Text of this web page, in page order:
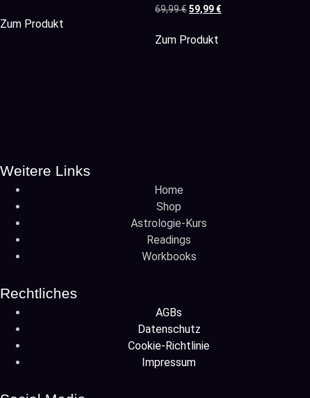
Zum Produkt
69,99€59,99 €
Zum Produkt
Weitere Links
Home
Shop
Astrologie-Kurs
Readings
Workbooks
Rechtliches
AGBs
Datenschutz
Cookie-Richtlinie
Impressum